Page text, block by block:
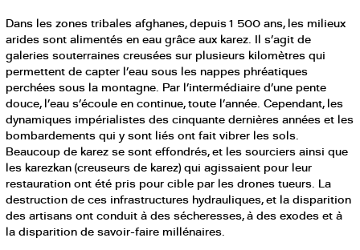
Dans les zones tribales afghanes, depuis 1 500 ans, les milieux
arides sont alimentés en eau grâce aux karez. Il s’agit de
galeries souterraines creusées sur plusieurs kilomètres qui
permettent de capter l’eau sous les nappes phréatiques
perchées sous la montagne. Par l’intermédiaire d’une pente
douce, l’eau s’écoule en continue, toute l’année. Cependant, les
dynamiques impérialistes des cinquante dernières années et les
bombardements qui y sont liés ont fait vibrer les sols.
Beaucoup de karez se sont effondrés, et les sourciers ainsi que
les karezkan (creuseurs de karez) qui agissaient pour leur
restauration ont été pris pour cible par les drones tueurs. La
destruction de ces infrastructures hydrauliques, et la disparition
des artisans ont conduit à des sécheresses, à des exodes et à
la disparition de savoir-faire millénaires.